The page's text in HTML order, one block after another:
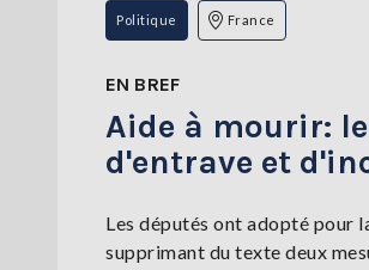
Politique France
EN BREF
Aide à mourir:
d'entrave et
Les députés ont adopté pour
supprimant du texte deux